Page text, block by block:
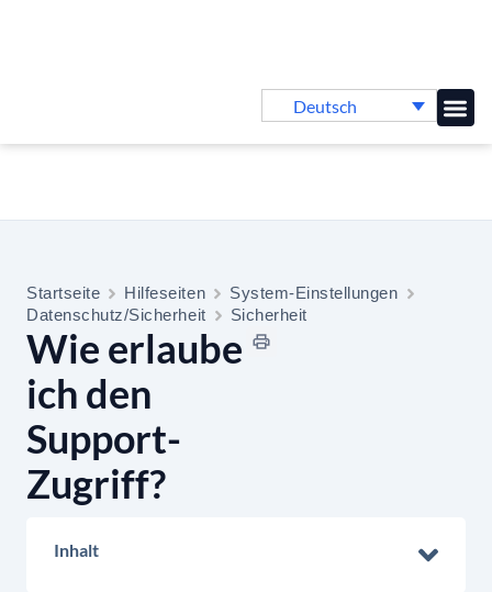
Deutsch
Startseite Hilfeseiten
System-Einstellungen
Datenschutz/Sicherheit
Sicherheit
Wie erlaube
ich den
Support-
Zugriff?
Inhalt